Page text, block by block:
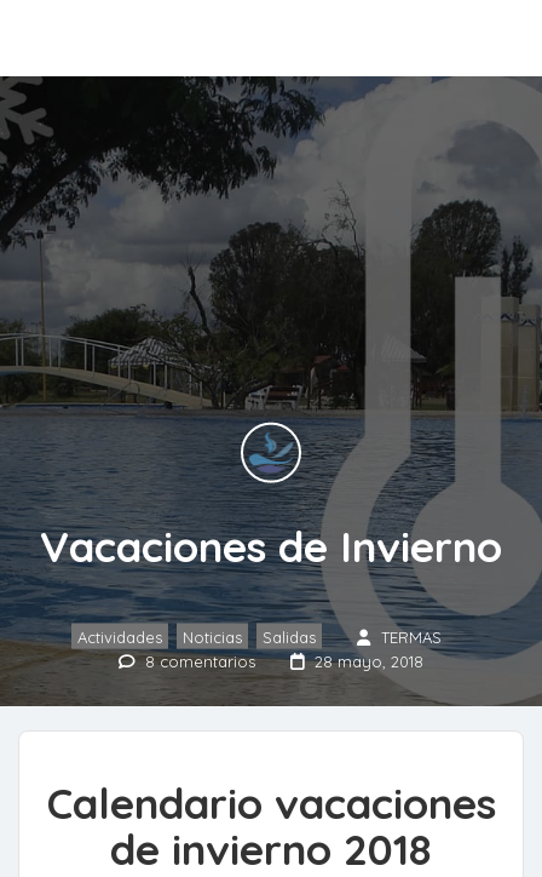
Vacaciones de Invierno
Actividades , Noticias Salidas
TERMAS
8 comentarios
28 mayo, 2018
Calendario vacaciones
de invierno 2018